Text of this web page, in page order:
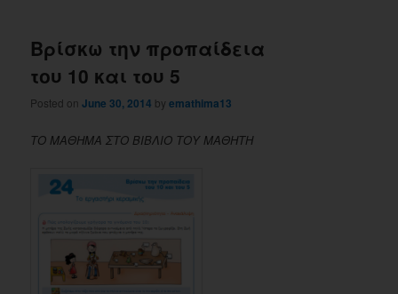
Βρίσκω την προπαίδεια
του 10 και του 5
Posted onJune 30, 2014 byemathima13
ΤΟ ΜΑΘΗΜΑ ΣΤΟ ΒΙΒΛΙΟ ΤΟΥ ΜΑΘΗΤΗ